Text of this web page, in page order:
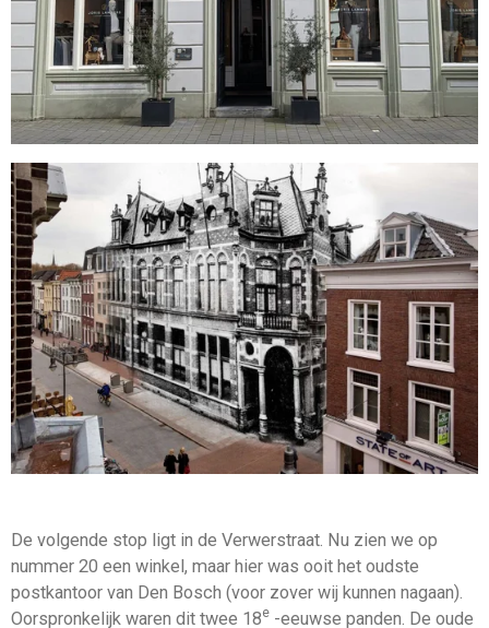
De volgende stop ligt in de Verwerstraat. Nu zien we op
nummer 20 een winkel, maar hier was ooit het oudste
postkantoor van Den Bosch (voor zover wij kunnen nagaan).
Oorspronkelijk waren dit twee 18e -eeuwse panden. De oude